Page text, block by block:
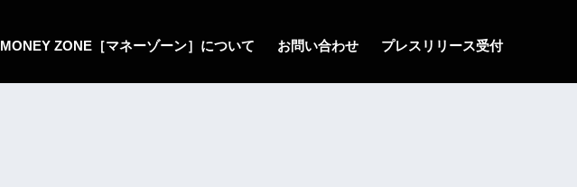
MONEY ZONE［マネーゾーン］について お問い合わせ プレスリリース受付